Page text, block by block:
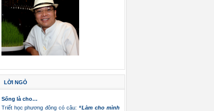
LỜI NGỎ
Sống là cho…
Triết học phương đông có câu: “Làm cho mình